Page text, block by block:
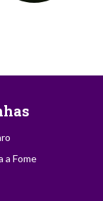
a Fome